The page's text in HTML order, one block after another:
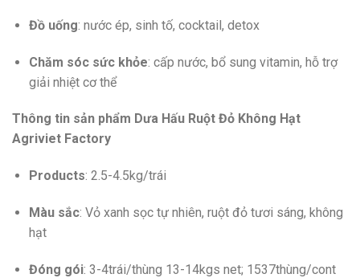
Đồ uống: nước ép, sinh tố, cocktail, detox
Chăm sóc sức khỏe: cấp nước, bổ sung vitamin, hỗ trợ
giải nhiệt cơ thể
Thông tin sản phẩm Dưa Hấu Ruột Đỏ Không Hạt
Agriviet Factory
Products: 2.5-4.5kg/trái
Màu sắc: Vỏ xanh sọc tự nhiên, ruột đỏ tươi sáng, không
hạt
Đóng gói: 3-4trái/thùng 13-14kgs net; 1537thùng/cont